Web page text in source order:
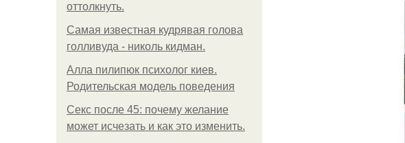
оттолкнуть.
Самая известная кудрявая голова
голливуда - николь кидман.
Алла пилипюк психолог киев.
Родительская модель поведения
Секс после 45: почему желание
может исчезать и как это изменить.